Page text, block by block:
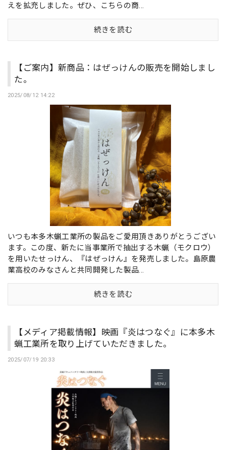
えを拡充しました。ぜひ、こちらの商...
続きを読む
【ご案内】新商品：はぜっけんの販売を開始しまし
た。
2025/08/12 14:22
いつも本多木蝋工業所の製品をご愛用頂きありがとうござい
ます。この度、新たに当事業所で抽出する木蝋（モクロウ）
を用いたせっけん、『はぜっけん』を発売しました。島原農
業高校のみなさんと共同開発した製品...
続きを読む
【メディア掲載情報】映画『炎はつなぐ』に本多木
蝋工業所を取り上げていただきました。
2025/07/19 20:33